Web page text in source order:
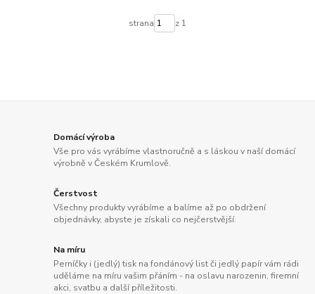
strana z 1
Domácí výroba
Vše pro vás vyrábíme vlastnoručně a s láskou v naší domácí
výrobně v Českém Krumlově.
Čerstvost
Všechny produkty vyrábíme a balíme až po obdržení
objednávky, abyste je získali co nejčerstvější.
Na míru
Perníčky i (jedlý) tisk na fondánový list či jedlý papír vám rádi
uděláme na míru vašim přáním - na oslavu narozenin, firemní
akci, svatbu a další příležitosti.